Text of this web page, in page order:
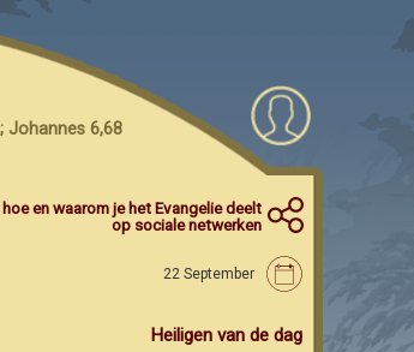
Johannes 6,68
hoe en waarom je het Evangelie deelt
op sociale netwerken
22 September
Heiligen van de dag